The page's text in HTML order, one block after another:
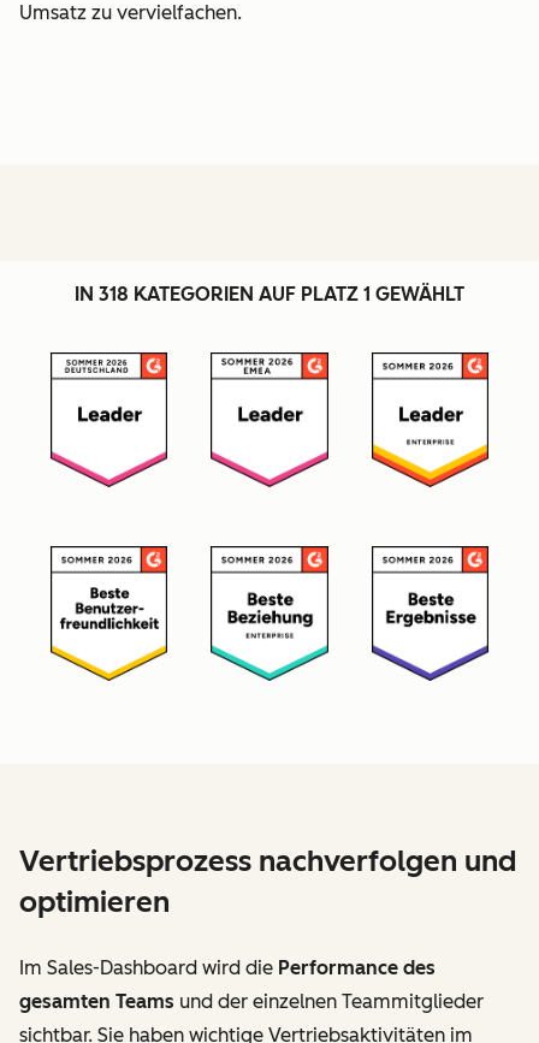
Umsatz zu vervielfachen.
IN 318 KATEGORIEN AUF PLATZ 1 GEWÄHLT
Vertriebsprozess nachverfolgen und
optimieren
Im Sales-Dashboard wird die Performance des
gesamten Teams und der einzelnen Teammitglieder
sichtbar. Sie haben wichtige Vertriebsaktivitäten im